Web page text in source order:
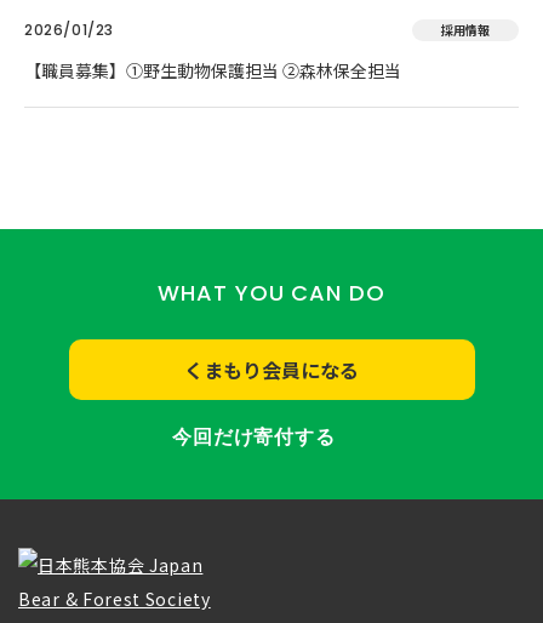
2026/01/23 採用情報
【職員募集】①野生動物保護担当 ②森林保全担当
WHAT YOU CAN DO
くまもり会員になる
今回だけ寄付する